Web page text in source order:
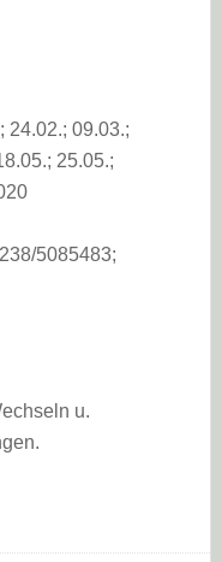
24.02.; 09.03.;
25.05.;
5085483;
u.